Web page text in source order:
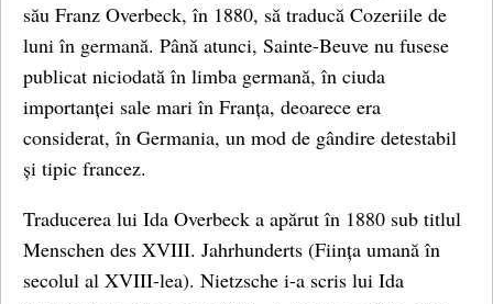
său Franz Overbeck, în 1880, să traducă Cozeriile de
luni în germană. Până atunci, Sainte-Beuve nu fusese
publicat niciodată în limba germană, în ciuda
importanței sale mari în Franța, deoarece era
considerat, în Germania, un mod de gândire detestabil
și tipic francez.
Traducerea lui Ida Overbeck a apărut în 1880 sub titlul
Menschen des XVIII. Jahrhunderts (Ființa umană în
secolul al XVIII-lea). Nietzsche i-a scris lui Ida